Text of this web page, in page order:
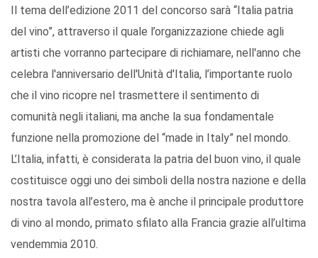
Il tema dell’edizione 2011 del concorso sarà “Italia patria
del vino”, attraverso il quale l’organizzazione chiede agli
artisti che vorranno partecipare di richiamare, nell'anno che
celebra l'anniversario dell'Unità d'Italia, l’importante ruolo
che il vino ricopre nel trasmettere il sentimento di
comunità negli italiani, ma anche la sua fondamentale
funzione nella promozione del “made in Italy” nel mondo.
L’Italia, infatti, è considerata la patria del buon vino, il quale
costituisce oggi uno dei simboli della nostra nazione e della
nostra tavola all’estero, ma è anche il principale produttore
di vino al mondo, primato sfilato alla Francia grazie all’ultima
vendemmia 2010.